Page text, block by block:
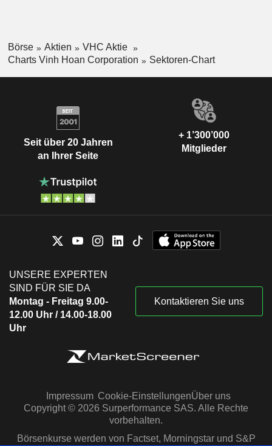
Börse Aktien
VHC Aktie
Charts Vinh Hoan Corporation
Sektoren-Chart
Seit über 20 Jahren
an Ihrer Seite
+ 1’300’000
Mitglieder
UNSERE EXPERTEN
SIND FÜR SIE DA
Montag - Freitag 9.00-
12.00 Uhr / 14.00-18.00
Uhr
Kontaktieren Sie uns
Impressum Cookie-EinstellungenÜber uns
Copyright © 2026 Surperformance SAS. Alle Rechte
vorbehalten.
Börsenkurse werden von Factset, Morningstar und S&P